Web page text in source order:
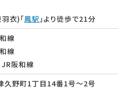
衣)「鳳駅」より徒歩で21分
線
線
JR阪和線
久野町1丁目14番1号〜2号